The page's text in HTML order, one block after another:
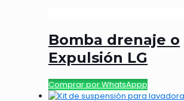
Bomba drenaje o
Expulsión LG
Comprar por WhatsAppp